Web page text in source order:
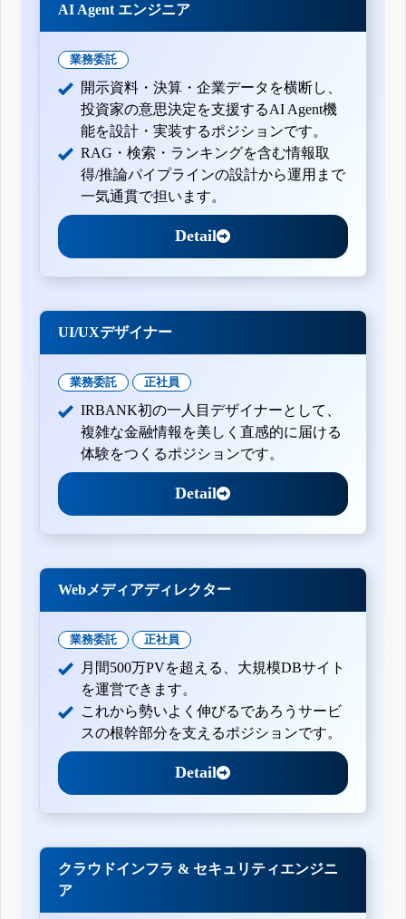
AI Agent エンジニア
業務委託
開示資料・決算・企業データを横断し、
投資家の意思決定を支援するAI Agent機
能を設計・実装するポジションです。
RAG・検索・ランキングを含む情報取
得/推論パイプラインの設計から運用まで
一気通貫で担います。
Detail
UI/UXデザイナー
業務委託 正社員
IRBANK初の一人目デザイナーとして、
複雑な金融情報を美しく直感的に届ける
体験をつくるポジションです。
Detail
Webメディアディレクター
業務委託 正社員
月間500万PVを超える、大規模DBサイト
を運営できます。
これから勢いよく伸びるであろうサービ
スの根幹部分を支えるポジションです。
Detail
クラウドインフラ & セキュリティエンジニ
ア